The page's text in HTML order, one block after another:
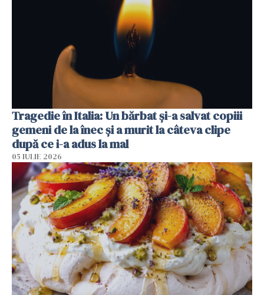
Tragedie în Italia: Un bărbat și-a salvat copiii
gemeni de la înec și a murit la câteva clipe
după ce i-a adus la mal
05 IULIE 2026